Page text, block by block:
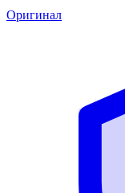
Оригинал